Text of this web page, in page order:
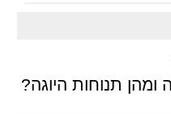
ומהן תנוחות היוגה?